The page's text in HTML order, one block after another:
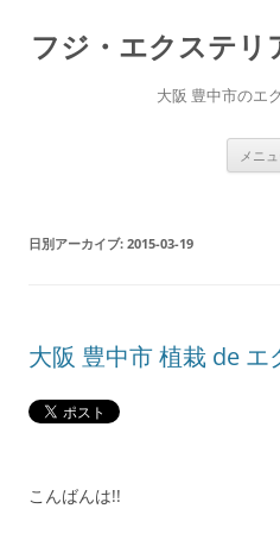
テ
ン
フジ・エクステリ
大阪 豊中市のエ
メニ
日別アーカイブ: 2015-03-19
大阪 豊中市 植栽 de エ
こんばんは!!